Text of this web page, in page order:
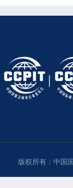
版权所有：中国